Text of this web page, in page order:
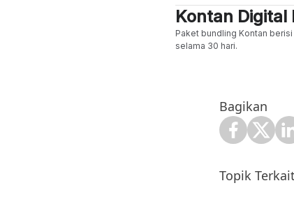
Kontan Digital
Paket bundling Kontan
selama 30 hari.
Bagikan
Topik Terkait